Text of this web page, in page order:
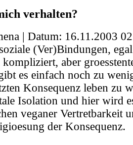
verhalten?
| Datum: 16.11.2003
(Ver)Bindungen,
aber
es einfach noch zu
Konsequenz leben zu
Isolation und hier wird
veganer Vertretbarkeit
der Konsequenz.